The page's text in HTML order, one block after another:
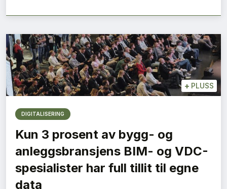
+ PLUSS
DIGITALISERING
Kun 3 prosent av bygg- og
anleggsbransjens BIM- og VDC-
spesialister har full tillit til egne
data